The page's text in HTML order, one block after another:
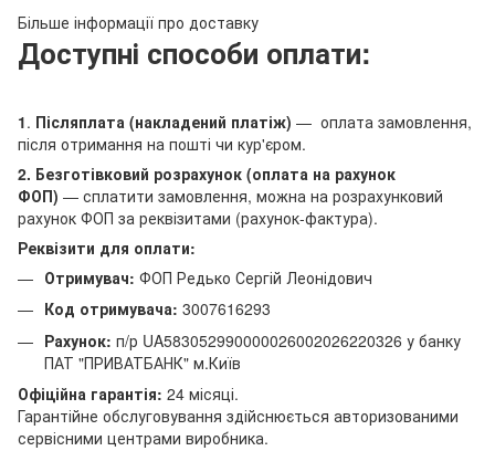
Більше інформації про доставку
Доступні способи оплати:
1. Післяплата (накладений платіж) — оплата замовлення,
після отримання на пошті чи кур'єром.
2. Безготівковий розрахунок (оплата на рахунок
ФОП) — сплатити замовлення, можна на розрахунковий
рахунок ФОП за реквізитами (рахунок-фактура).
Реквізити для оплати:
Отримувач: ФОП Редько Сергій Леонідович
Код отримувача: 3007616293
Рахунок: п/р UA583052990000026002026220326 у банку
ПАТ "ПРИВАТБАНК" м.Київ
Офіційна гарантія: 24 місяці.
Гарантійне обслуговування здійснюється авторизованими
сервісними центрами виробника.